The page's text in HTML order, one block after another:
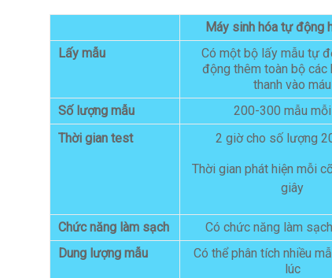
Máy sinh hóa tự động
Lấy mẫu
Có một bộ lấy mẫu tự
động thêm toàn bộ các
thanh vào máu
Số lượng mẫu 200-300 mẫu
Thời gian test
2 giờ cho số lượng
Thời gian phát hiện mỗi
giây
Chức năng làm sạch Có chức năng làm
Dung lượng mẫu
Có thể phân tích nhiều
lúc